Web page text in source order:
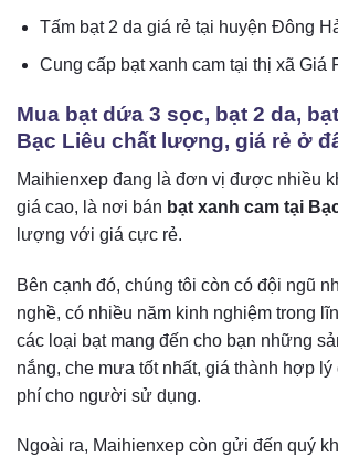
Tấm bạt 2 da giá rẻ tại huyện Đông
Cung cấp bạt xanh cam tại thị xã Giá
Mua bạt dứa 3 sọc, bạt 2 da,
Bạc Liêu chất lượng, giá rẻ ở
Maihienxep đang là đơn vị được nhiều
giá cao, là nơi bán bạt xanh cam tại
lượng với giá cực rẻ.
Bên cạnh đó, chúng tôi còn có đội ngũ
nghề, có nhiều năm kinh nghiệm trong
các loại bạt mang đến cho bạn những
nắng, che mưa tốt nhất, giá thành hợp lý
phí cho người sử dụng.
Ngoài ra, Maihienxep còn gửi đến quý